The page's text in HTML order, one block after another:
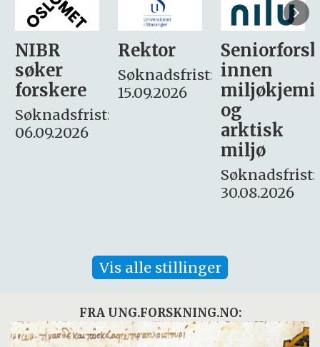
Rektor
Søknadsfrist:
15.09.2026
Seniorforsker
innen
miljøkjemi
søker
– fast
Søknadsfrist:
16. august.
Vis alle stillinger
FRA UNG.FORSKNING.NO: